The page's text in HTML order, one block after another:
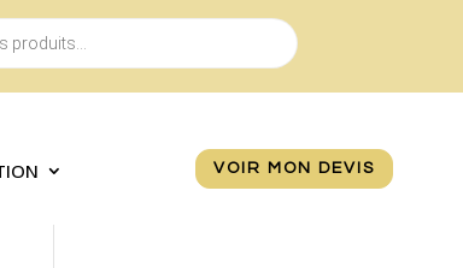
VOIR MON DEVIS